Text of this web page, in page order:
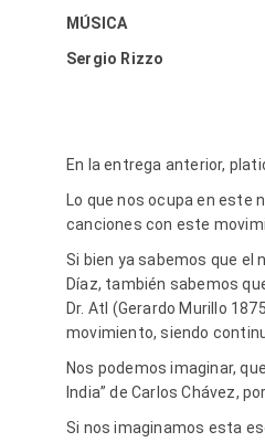
MÚSICA
Sergio Rizzo
En la entrega anterior,
Lo que nos ocupa en este
canciones con este
Si bien ya sabemos que el
Díaz, también sabemos
Dr. Atl (Gerardo Murillo
movimiento, siendo
Nos podemos imaginar,
India” de Carlos Chávez,
Si nos imaginamos esta